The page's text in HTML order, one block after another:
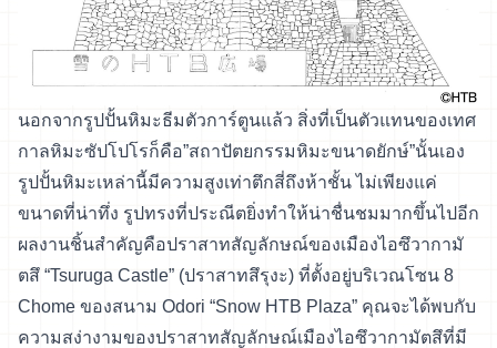
นอกจากรูปปั้นหิมะธีมตัวการ์ตูนแล้ว สิ่งที่เป็นตัวแทนของเทศ
กาลหิมะซัปโปโรก็คือ”สถาปัตยกรรมหิมะขนาดยักษ์”นั้นเอง
รูปปั้นหิมะเหล่านี้มีความสูงเท่าตึกสี่ถึงห้าชั้น ไม่เพียงแค่
ขนาดที่น่าทึ่ง รูปทรงที่ประณีตยิ่งทำให้น่าชื่นชมมากขึ้นไปอีก
ผลงานชิ้นสำคัญคือปราสาทสัญลักษณ์ของเมืองไอซึวากามั
ตสึ “Tsuruga Castle” (ปราสาทสึรุงะ) ที่ตั้งอยู่บริเวณโซน 8
Chome ของสนาม Odori “Snow HTB Plaza” คุณจะได้พบกับ
ความสง่างามของปราสาทสัญลักษณ์เมืองไอซึวากามัตสึที่มี